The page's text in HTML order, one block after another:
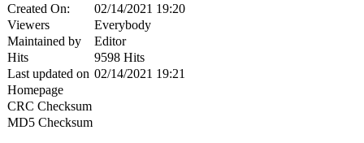
Created On:
02/14/2021 19:20
Viewers
Everybody
Maintained by
Editor
Hits
9598 Hits
Last updated on 02/14/2021 19:21
Homepage
CRC Checksum
MD5 Checksum